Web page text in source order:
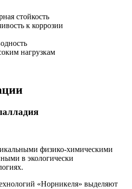
стойкость
к коррозии
нагрузкам
физико-химическими
в экологически
«Норникеля» выделяют